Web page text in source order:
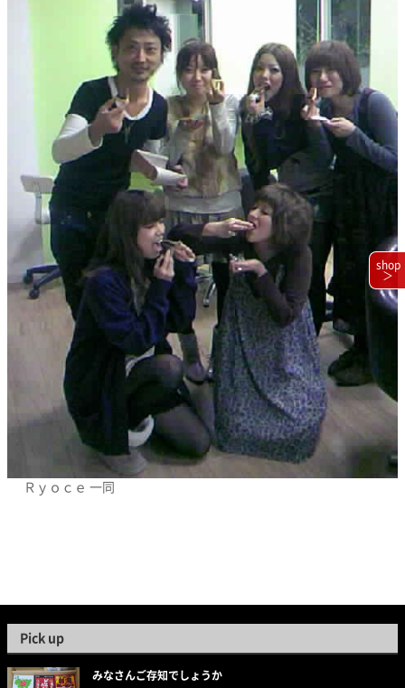
Ｒｙｏｃｅ 一同
Pick up
みなさんご存知でしょうか
shop
＞